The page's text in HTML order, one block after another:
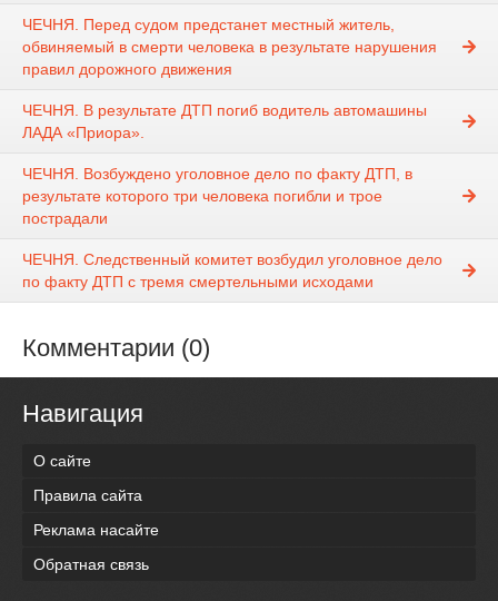
ЧЕЧНЯ. Перед судом предстанет местный житель,
обвиняемый в смерти человека в результате нарушения
правил дорожного движения
ЧЕЧНЯ. В результате ДТП погиб водитель автомашины
ЛАДА «Приора».
ЧЕЧНЯ. Возбуждено уголовное дело по факту ДТП, в
результате которого три человека погибли и трое
пострадали
ЧЕЧНЯ. Следственный комитет возбудил уголовное дело
по факту ДТП с тремя смертельными исходами
Комментарии (0)
Навигация
О сайте
Правила сайта
Реклама насайте
Обратная связь